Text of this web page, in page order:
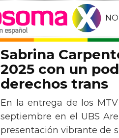
Sabrina
2025 con un
derechos trans
En la entrega de los
septiembre en el UBS
presentación vibrante de